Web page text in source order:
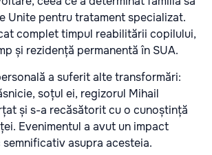
Unite pentru tratament specializat.
complet timpul reabilitării copilului,
și rezidență permanentă în SUA.
a suferit alte transformări:
soțul ei, regizorul Mihail
și s-a recăsătorit cu o cunoștință
Evenimentul a avut un impact
asupra acesteia.